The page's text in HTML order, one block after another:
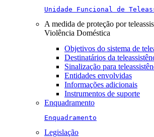
Unidade Funcional de
A medida de proteção por
Violência Doméstica
Objetivos do sistema de
Destinatários da
Sinalização para
Entidades envolvidas
Informações adicionais
Instrumentos de suporte
Enquadramento
Enquadramento
Legislação